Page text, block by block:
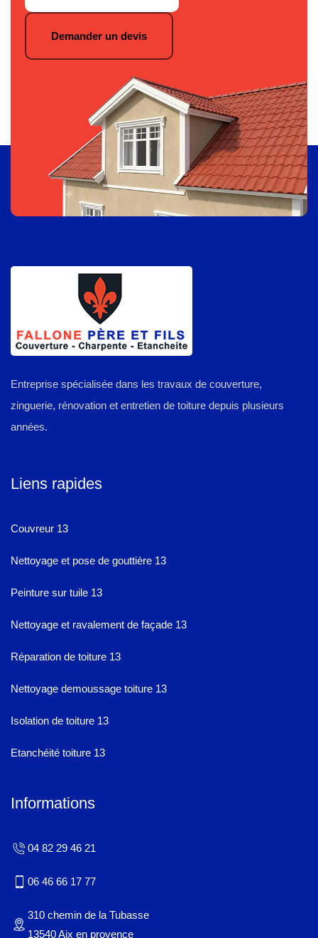
Demander un devis
Entreprise spécialisée dans les travaux de couverture,
zinguerie, rénovation et entretien de toiture depuis plusieurs
années.
Liens rapides
Couvreur 13
Nettoyage et pose de gouttière 13
Peinture sur tuile 13
Nettoyage et ravalement de façade 13
Réparation de toiture 13
Nettoyage demoussage toiture 13
Isolation de toiture 13
Etanchéité toiture 13
Informations
04 82 29 46 21
06 46 66 17 77
310 chemin de la Tubasse
13540 Aix en provence